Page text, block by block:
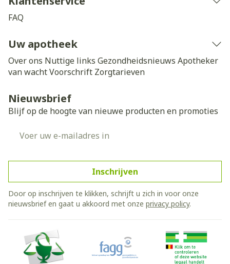
FAQ
Uw apotheek
Over ons Nuttige links Gezondheidsnieuws Apotheker
van wachtVoorschrift Zorgtarieven
Nieuwsbrief
Blijf op de hoogte van nieuwe producten en promoties
Inschrijven
Door op inschrijven te klikken, schrijft u zich in voor onze
nieuwsbrief en gaat u akkoord met onze privacy policy.